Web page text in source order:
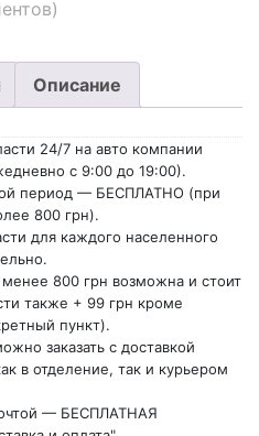
Описание
24/7 на авто компании
с 9:00 до 19:00).
период — БЕСПЛАТНО (при
800 грн).
для каждого населенного
менее 800 грн возможна и стоит
также + 99 грн кроме
пункт).
заказать с доставкой
в отделение, так и курьером
— БЕСПЛАТНАЯ